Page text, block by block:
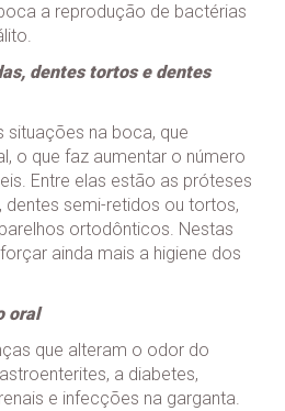
a reprodução de bactérias
dentes tortos e dentes
situações na boca, que
o que faz aumentar o número
Entre elas estão as próteses
dentes semi-retidos ou tortos,
ortodônticos. Nestas
ainda mais a higiene dos
oral
que alteram o odor do
a diabetes,
e infecções na garganta.